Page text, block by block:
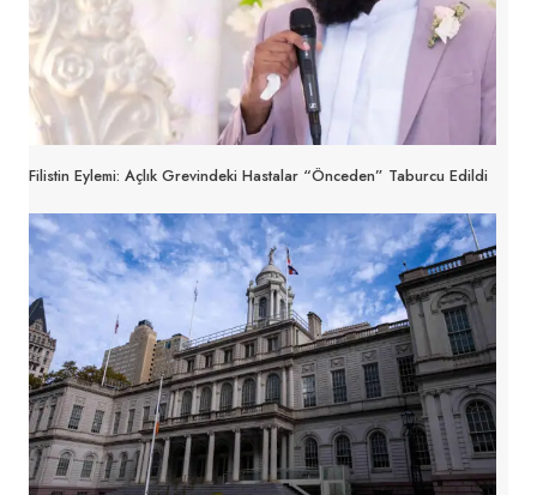
Filistin Eylemi: Açlık Grevindeki Hastalar “Önceden” Taburcu Edildi